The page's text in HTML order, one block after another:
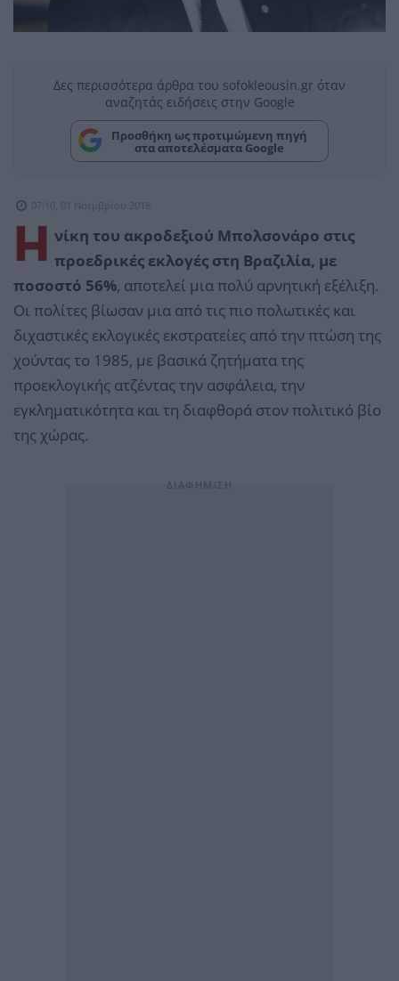
Δες περισσότερα άρθρα του sofokleousin.gr όταν
αναζητάς ειδήσεις στην Google
Προσθήκη ως προτιμώμενη πηγή
στα αποτελέσματα Google
07:10, 01 Νοεμβρίου 2018
Η
νίκη του ακροδεξιού Μπολσονάρο στις
προεδρικές εκλογές στη Βραζιλία, με
ποσοστό 56%, αποτελεί μια πολύ αρνητική εξέλιξη.
Οι πολίτες βίωσαν μια από τις πιο πολωτικές και
διχαστικές εκλογικές εκστρατείες από την πτώση της
χούντας το 1985, με βασικά ζητήματα της
προεκλογικής ατζέντας την ασφάλεια, την
εγκληματικότητα και τη διαφθορά στον πολιτικό βίο
της χώρας.